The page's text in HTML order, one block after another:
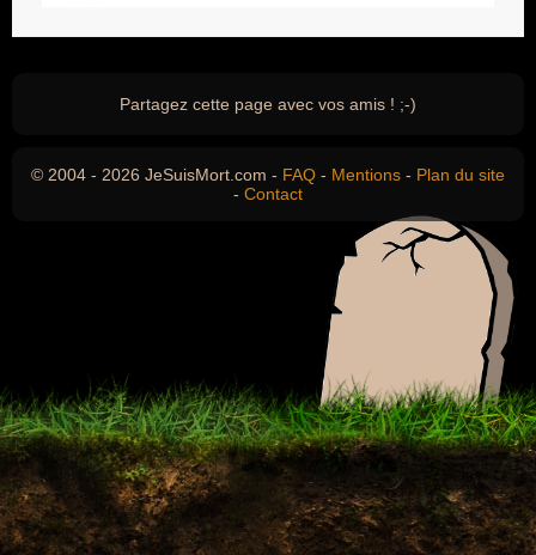
Partagez cette page avec vos amis ! ;-)
© 2004 - 2026 JeSuisMort.com - FAQ - Mentions - Plan du site
- Contact